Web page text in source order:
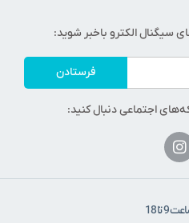
سیگنال الکترو باخبر شوید:
فرستادن
اجتماعی دنبال کنید:
تا 18